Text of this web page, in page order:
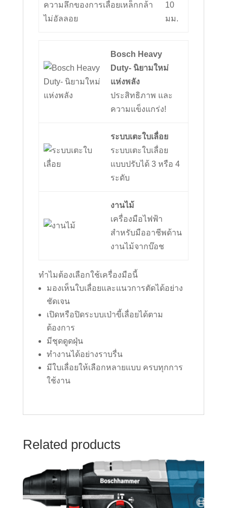
ความลึกของการเลื่อยเหล็กกล้า
ไม่อัลลอย
10
มม.
Bosch Heavy
Duty- นิยามใหม่
แห่งพลัง
ประสิทธิภาพ และ
ความแข็งแกร่ง!
ระบบเตะใบเลื่อย
ระบบเตะใบเลื่อย
แบบปรับได้ 3 หรือ 4
ระดับ
งานไม้
เครื่องมือไฟฟ้า
สำหรับมืออาชีพด้าน
งานไม้จากบ๊อช
ทำไมต้องเลือกใช้เครื่องมือนี้
มองเห็นใบเลื่อยและแนวการตัดได้อย่าง
ชัดเจน
เปิดหรือปิดระบบเป่าขี้เลื่อยได้ตาม
ต้องการ
มีชุดดูดฝุ่น
ทำงานได้อย่างราบรื่น
มีใบเลื่อยให้เลือกหลายแบบ ครบทุกการ
ใช้งาน
Related products